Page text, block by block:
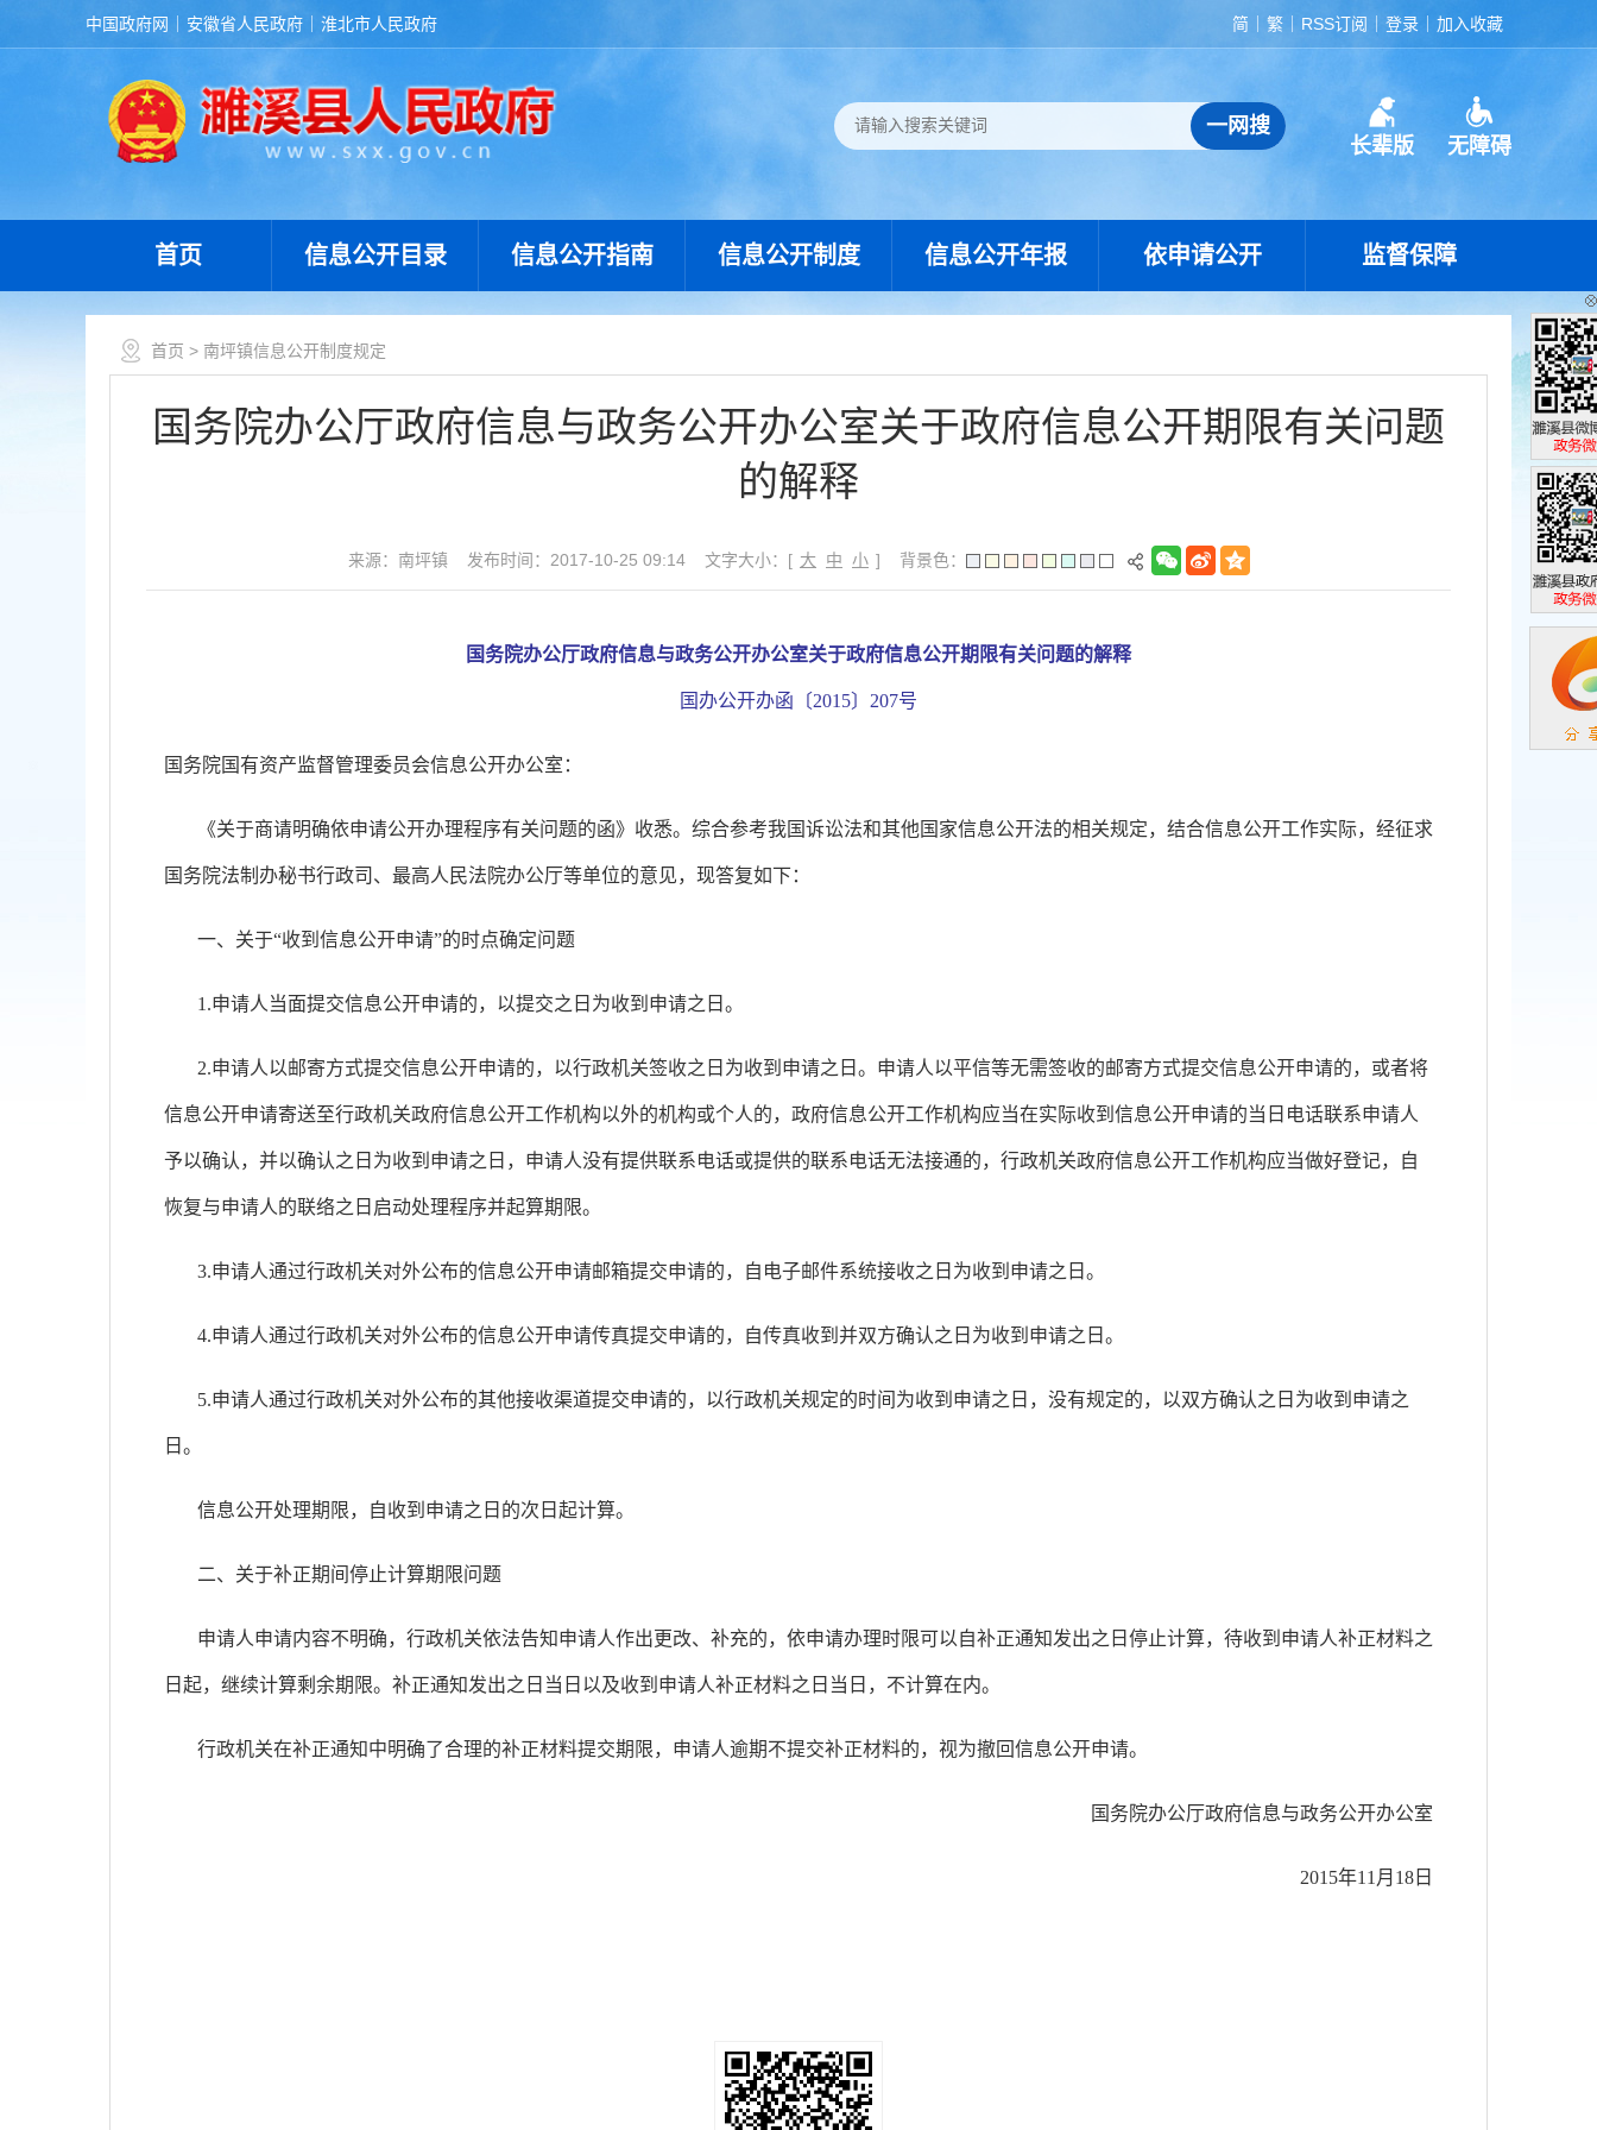
中国政府网 安徽省人民政府 淮北市人民政府 简 繁 RSS订阅 登录 加入收藏
长辈版 无障碍
首页 信息公开目录 信息公开指南 信息公开制度 信息公开年报 依申请公开 监督保障
首页 > 南坪镇信息公开制度规定
国务院办公厅政府信息与政务公开办公室关于政府信息公开期限有关问题
的解释
来源：南坪镇 发布时间：2017-10-25 09:14 文字大小：[ 大 中 小 ] 背景色：
国务院办公厅政府信息与政务公开办公室关于政府信息公开期限有关问题的解释
国办公开办函〔2015〕207号
国务院国有资产监督管理委员会信息公开办公室：
《关于商请明确依申请公开办理程序有关问题的函》收悉。综合参考我国诉讼法和其他国家信息公开法的相关规定，结合信息公开工作实际，经征求
国务院法制办秘书行政司、最高人民法院办公厅等单位的意见，现答复如下：
一、关于“收到信息公开申请”的时点确定问题
1.申请人当面提交信息公开申请的，以提交之日为收到申请之日。
2.申请人以邮寄方式提交信息公开申请的，以行政机关签收之日为收到申请之日。申请人以平信等无需签收的邮寄方式提交信息公开申请的，或者将
信息公开申请寄送至行政机关政府信息公开工作机构以外的机构或个人的，政府信息公开工作机构应当在实际收到信息公开申请的当日电话联系申请人
予以确认，并以确认之日为收到申请之日，申请人没有提供联系电话或提供的联系电话无法接通的，行政机关政府信息公开工作机构应当做好登记，自
恢复与申请人的联络之日启动处理程序并起算期限。
3.申请人通过行政机关对外公布的信息公开申请邮箱提交申请的，自电子邮件系统接收之日为收到申请之日。
4.申请人通过行政机关对外公布的信息公开申请传真提交申请的，自传真收到并双方确认之日为收到申请之日。
5.申请人通过行政机关对外公布的其他接收渠道提交申请的，以行政机关规定的时间为收到申请之日，没有规定的，以双方确认之日为收到申请之
日。
信息公开处理期限，自收到申请之日的次日起计算。
二、关于补正期间停止计算期限问题
申请人申请内容不明确，行政机关依法告知申请人作出更改、补充的，依申请办理时限可以自补正通知发出之日停止计算，待收到申请人补正材料之
日起，继续计算剩余期限。补正通知发出之日当日以及收到申请人补正材料之日当日，不计算在内。
行政机关在补正通知中明确了合理的补正材料提交期限，申请人逾期不提交补正材料的，视为撤回信息公开申请。
国务院办公厅政府信息与政务公开办公室
2015年11月18日
濉溪县政
政务微博
濉溪县政
政务微信